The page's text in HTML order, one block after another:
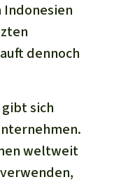
dennoch
sich
weltweit